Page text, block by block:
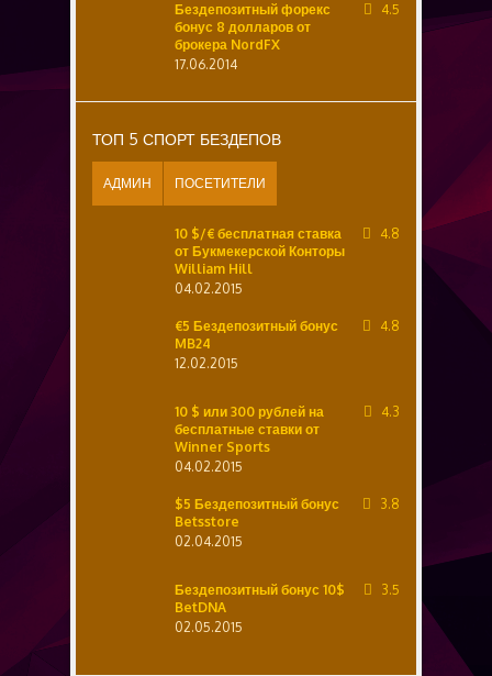
Бездепозитный форекс
бонус 8 долларов от
брокера NordFX
17.06.2014
4.5
ТОП 5 СПОРТ БЕЗДЕПОВ
АДМИН ПОСЕТИТЕЛИ
10 $/€ бесплатная ставка
от Букмекерской Конторы
William Hill
04.02.2015
4.8
€5 Бездепозитный бонус
MB24
12.02.2015
4.8
10 $ или 300 рублей на
бесплатные ставки от
Winner Sports
04.02.2015
4.3
$5 Бездепозитный бонус
Betsstore
02.04.2015
3.8
Бездепозитный бонус 10$
BetDNA
02.05.2015
3.5